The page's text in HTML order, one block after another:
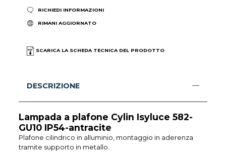
RICHIEDI INFORMAZIONI
RIMANI AGGIORNATO
SCARICA LA SCHEDA TECNICA DEL PRODOTTO
DESCRIZIONE
Lampada a plafone Cylin Isyluce 582-
GU10 IP54-antracite
Plafone cilindrico in alluminio, montaggio in aderenza
tramite supporto in metallo.